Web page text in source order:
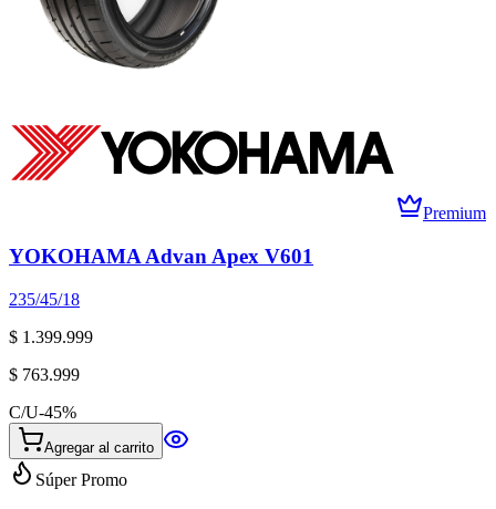
Premium
YOKOHAMA Advan Apex V601
235/45/18
$ 1.399.999
$ 763.999
C/U-45%
Agregar al carrito
Súper Promo